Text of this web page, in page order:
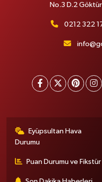
No.3 D.2
0212 322
Eyüpsultan Hava
Durumu
Puan Durumu ve Fikstür